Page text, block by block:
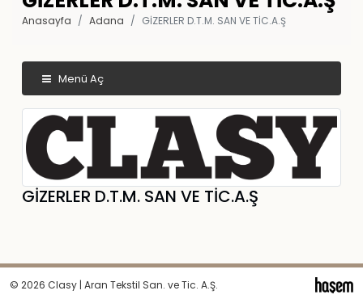
Anasayfa Adana GİZERLER D.T.M. SAN VE TİC.A.Ş
Menü Aç
GİZERLER D.T.M. SAN VE TİC.A.Ş
© 2026 Clasy | Aran Tekstil San. ve Tic. A.Ş.